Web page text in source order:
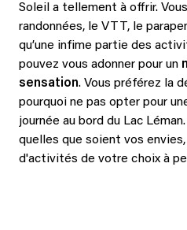
Soleil a tellement à offrir.
randonnées, le VTT, le
qu’une infime partie des
pouvez vous adonner pour un
sensation. Vous préférez la
pourquoi ne pas opter pour
journée au bord du Lac
quelles que soient vos
d'activités de votre choix à